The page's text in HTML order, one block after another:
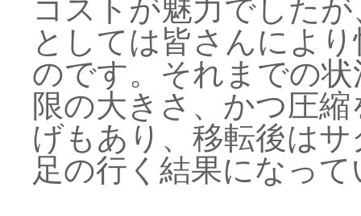
コストが魅力でした
としては皆さんによ
のです。それまでの
限の大きさ、かつ圧
げもあり、移転後は
足の行く結果になっ